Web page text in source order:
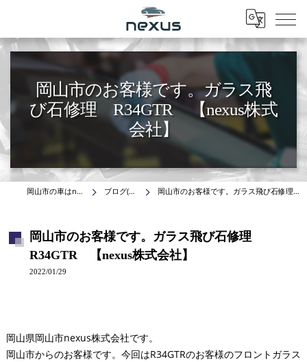
Menu
岡山市のお客様です。ガラス飛
び石修理 R34GTR 【nexus株式
会社】
岡山市の車はnexus株式会社 ブログ(施工事例) 岡山市のお客様です。ガラス飛び石修理 R34GTR 【nexus株式会社】
岡山市のお客様です。ガラス飛び石修理
R34GTR 【nexus株式会社】
2022/01/29
岡山県岡山市nexus株式会社です。
岡山市からのお客様です。今回はR34GTRのお客様のフロントガラス